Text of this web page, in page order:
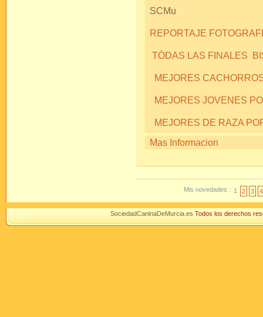
SCMu
REPORTAJE
TÒDAS LAS FINALES
MEJORES
MEJORES JOVENES
MEJORES DE RAZA
Mas Informacion
Mis novedades : 1 2 3 4
SociedadCaninaDeMurcia.es Todos los derechos